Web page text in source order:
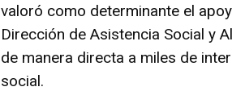
valoró como determinante el
Dirección de Asistencia Social y
de manera directa a miles de
social.